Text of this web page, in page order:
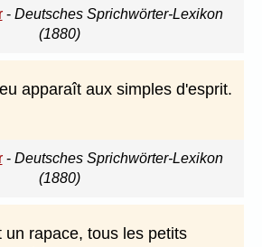
- Deutsches Sprichwörter-Lexikon
(1880)
apparaît aux simples d'esprit.
- Deutsches Sprichwörter-Lexikon
(1880)
un rapace, tous les petits